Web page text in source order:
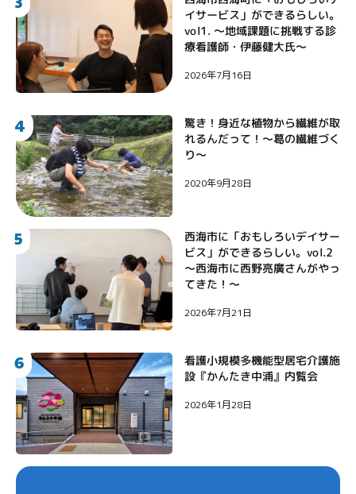
イサービス」ができるらしい。
vol1. 〜地域課題に挑戦する診
療看護師・伊藤健大氏〜
2026年7月16日
4
驚き！身近な植物から繊維が取
れるんだって！〜葛の繊維づく
り〜
2020年9月28日
5 西海市に「おもしろいデイサー
ビス」ができるらしい。vol.2
〜西海市に西野亮廣さんがやっ
てきた！〜
2026年7月21日
6 看護小規模多機能型居宅介護施
設『かんたき中浦』内覧会
2026年1月28日